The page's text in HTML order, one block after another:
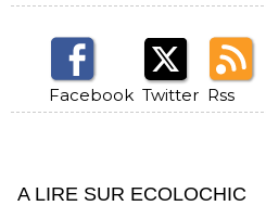
Facebook Twitter Rss
A LIRE SUR ECOLOCHIC